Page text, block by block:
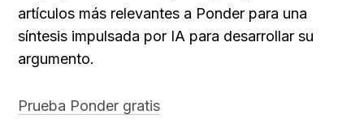
artículos más relevantes a Ponder para una
síntesis impulsada por IA para desarrollar su
argumento.
Prueba Ponder gratis